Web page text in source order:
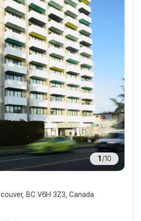
1 /10
BC V6H 3Z3, Canada